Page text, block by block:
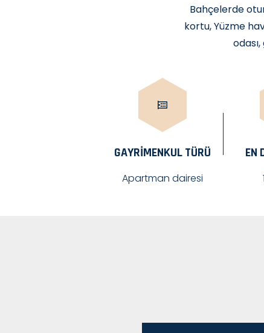
Bahçelerde
kortu, Yüzme
GAYRIMENKUL TÜRÜ
Apartman dairesi
EN